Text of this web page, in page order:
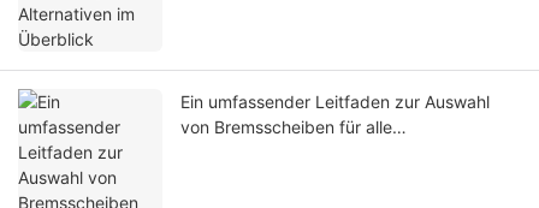
Ein umfassender Leitfaden zur Auswahl
von Bremsscheiben für alle